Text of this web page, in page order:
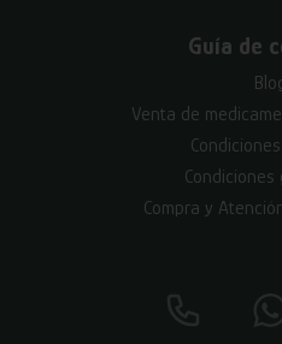
Guía de
Venta de
Condiciones
Compra y